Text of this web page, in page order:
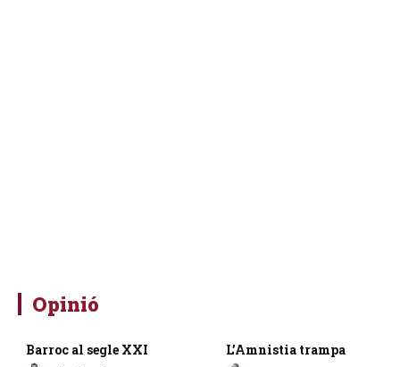
Opinió
Barroc al segle XXI L’Amnistia trampa